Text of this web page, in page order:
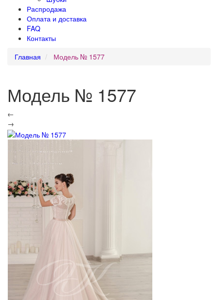
Распродажа
Оплата и доставка
FAQ
Контакты
Главная
Модель № 1577
Модель № 1577
←
→